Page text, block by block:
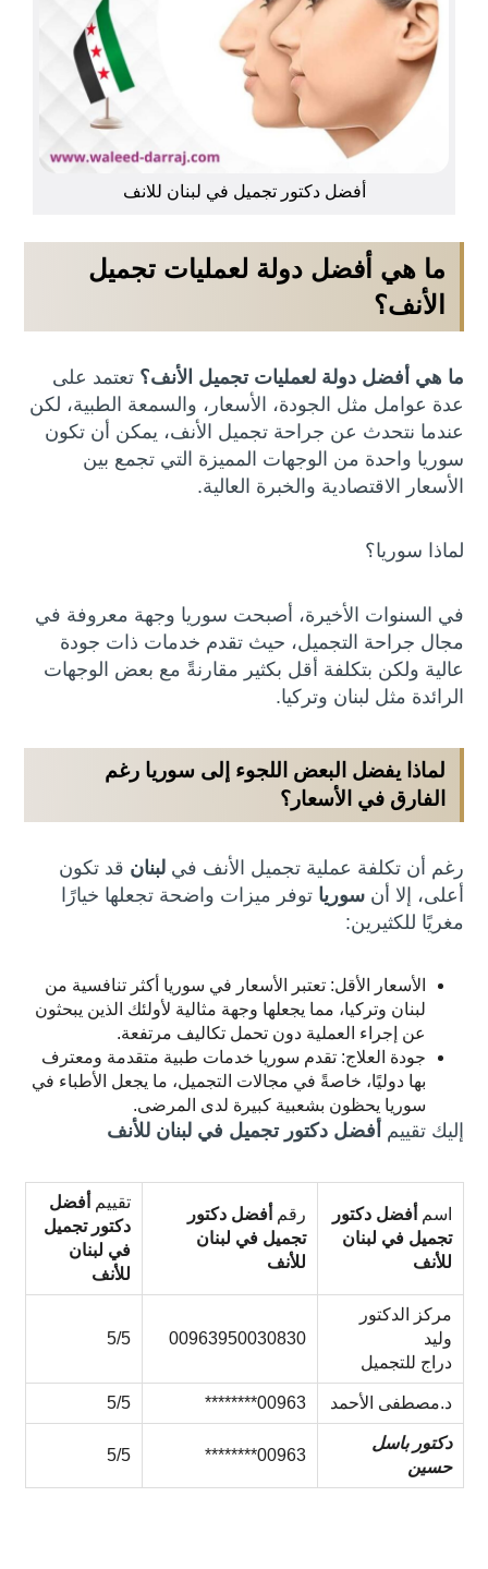
أفضل دكتور تجميل في لبنان للانف
ما هي أفضل دولة لعمليات تجميل
الأنف؟
ما هي أفضل دولة لعمليات تجميل الأنف؟ تعتمد على
عدة عوامل مثل الجودة، الأسعار، والسمعة الطبية، لكن
عندما نتحدث عن جراحة تجميل الأنف، يمكن أن تكون
سوريا واحدة من الوجهات المميزة التي تجمع بين
الأسعار الاقتصادية والخبرة العالية.
لماذا سوريا؟
في السنوات الأخيرة، أصبحت سوريا وجهة معروفة في
مجال جراحة التجميل، حيث تقدم خدمات ذات جودة
عالية ولكن بتكلفة أقل بكثير مقارنةً مع بعض الوجهات
الرائدة مثل لبنان وتركيا.
لماذا يفضل البعض اللجوء إلى سوريا رغم
الفارق في الأسعار؟
رغم أن تكلفة عملية تجميل الأنف فيلبنان قد تكون
أعلى، إلا أنسوريا توفر ميزات واضحة تجعلها خيارًا
مغريًا للكثيرين:
الأسعار الأقل: تعتبر الأسعار في سوريا أكثر تنافسية من
لبنان وتركيا، مما يجعلها وجهة مثالية لأولئك الذين يبحثون
عن إجراء العملية دون تحمل تكاليف مرتفعة.
جودة العلاج: تقدم سوريا خدمات طبية متقدمة ومعترف
بها دوليًا، خاصةً في مجالات التجميل، ما يجعل الأطباء في
سوريا يحظون بشعبية كبيرة لدى المرضى.
إليك تقييم أفضل دكتور تجميل في لبنان للأنف
اسم أفضل دكتور
تجميل في لبنان
للأنف
رقم أفضل دكتور
تجميل في لبنان
للأنف
تقييم أفضل
دكتور تجميل
في لبنان
للأنف
مركز الدكتور
وليد
دراج للتجميل
00963950030830
5/5
د.مصطفى الأحمد 00963********
5/5
دكتور باسل
حسين
00963********
5/5